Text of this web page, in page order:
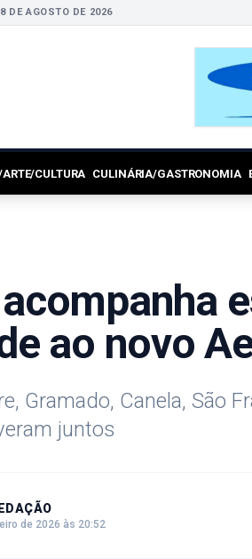
DE AGOSTO DE 2026
CULTURA CULINÁRIA/GASTRONOMIA
ao novo
Gramado, Canela, São
juntos
de 2026 às 20:52